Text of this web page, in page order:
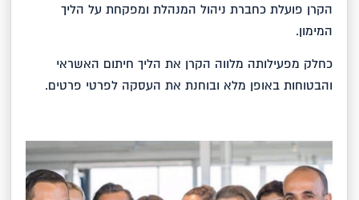
הקרן פועלת כחברת ניהול המנהלת ומפקחת על הליך
המימון.
כחלק מפעילותה מלווה הקרן את הליך חיתום האשראי
והבטוחות באופן מלא ובוחנת את העסקה לפרטי פרטים.